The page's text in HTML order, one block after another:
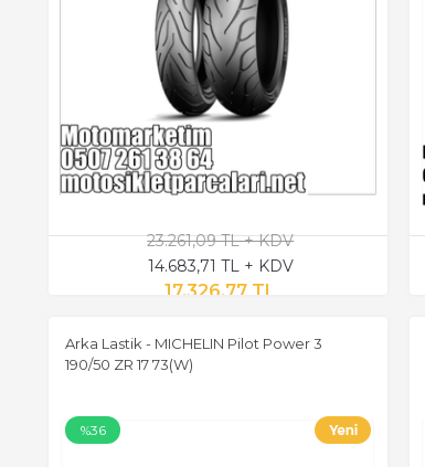
23.261,09 TL + KDV
14.683,71 TL + KDV
17.326,77 TL
Arka Lastik - MICHELIN Pilot Power 3
190/50 ZR 17 73(W)
%36